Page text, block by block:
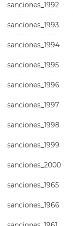
sanciones_1992
sanciones_1993
sanciones_1994
sanciones_1995
sanciones_1996
sanciones_1997
sanciones_1998
sanciones_1999
sanciones_2000
sanciones_1965
sanciones_1966